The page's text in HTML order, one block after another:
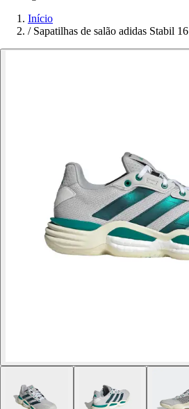
Início
/ Sapatilhas de salão adidas Stabil 16